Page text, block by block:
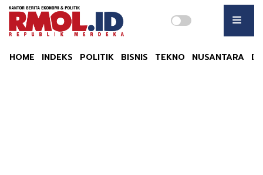
HOME INDEKS POLITIK BISNIS TEKNO NUSANTARA